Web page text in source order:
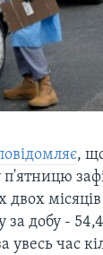
,
за добу -
час